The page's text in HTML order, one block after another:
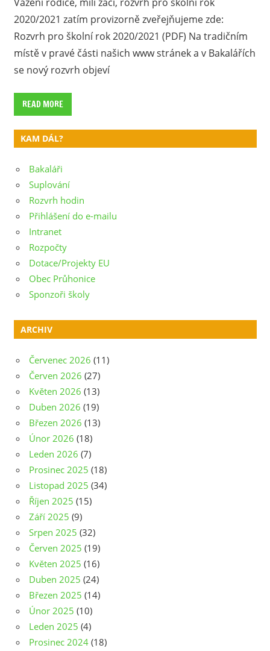
2020/2021 zatím provizorně zveřejňujeme zde:
Rozvrh pro školní rok 2020/2021 (PDF) Na tradičním
místě v pravé části našich www stránek a v Bakalářích
se nový rozvrh objeví
READ MORE
KAM DÁL?
Bakaláři
Suplování
Rozvrh hodin
Přihlášení do e-mailu
Intranet
Rozpočty
Dotace/Projekty EU
Obec Průhonice
Sponzoři školy
ARCHIV
Červenec 2026 (11)
Červen 2026 (27)
Květen 2026 (13)
Duben 2026 (19)
Březen 2026 (13)
Únor 2026 (18)
Leden 2026 (7)
Prosinec 2025 (18)
Listopad 2025 (34)
Říjen 2025 (15)
Září 2025 (9)
Srpen 2025 (32)
Červen 2025 (19)
Květen 2025 (16)
Duben 2025 (24)
Březen 2025 (14)
Únor 2025 (10)
Leden 2025 (4)
Prosinec 2024 (18)